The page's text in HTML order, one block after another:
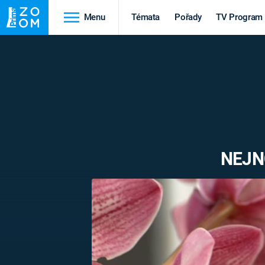
Menu Témata Pořady TV Program
STAROVĚKÝ EGYPT
Výročí